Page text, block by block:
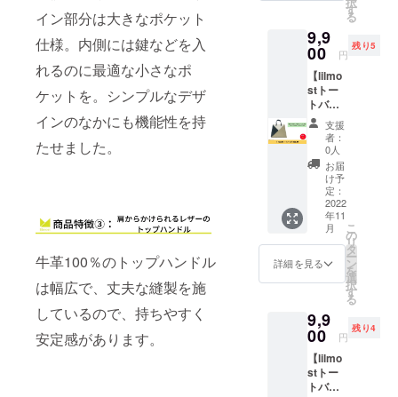
イン部分は大きなポケット
仕様。内側には鍵などを入
れるのに最適な小さなポ
ケットを。シンプルなデザ
インのなかにも機能性を持
たせました。
牛革100％のトップハンドル
は幅広で、丈夫な縫製を施
しているので、持ちやすく
安定感があります。
m/H:38
cm 多少
の差異
はご了
承くだ
さい。
※送料込
みのお
値段で
す。
た再生
ポリエ
ステル
生地
RENE1
00％使
用。
(RENU
タグ付)
無水プ
リント
加工。
残生地
を出さ
ない仕
made in
Japan ●
m/H:38
cm 多少
の差異
はご了
承くだ
さい。
運びが
可能な
デザイ
ン。ス
ナップ
留めの
オープ
ントッ
プ。内
ポケッ
ト１
つ。撥
水加
工。 素
材は廃
棄衣料
や廃棄
た再生
ポリエ
ステル
生地
RENE1
00％使
たトー
グで
す。 イ
エロー
＆ブ
ルー(ウ
クライ
ナカ
ラー)に
なりま
す。 ●
商品詳
細 肩か
らかけ
られる
レザー
のトッ
プハン
ロゴデ
ザイン
部分ポ
ケット
仕様。
ポケッ
す
る
9,9
00 円
残り5
【lilmo
stトー
トバッ
グ
BE&BK
lilmost(
リルモ
ス）の
ブラン
ドロゴ
をバイ
カラー
でデザ
インし
たトー
グで
す。
ベー
ジュ＆
ブラッ
クにな
支援
者：
0人
お届
け予
定：
2022
年11
月
詳細を見る
こ
の
リ
タ
ー
ン
を
選
択
す
る
9,9
00 円
残り4
【lilmo
stトー
トバッ